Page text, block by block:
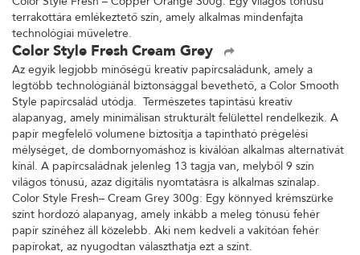
terrakottára emlékeztető szín, amely alkalmas mindenfajta
technológiai műveletre.
Color Style Fresh Cream Grey
Az egyik legjobb minőségű kreatív papírcsaládunk, amely a
legtöbb technológiánál biztonsággal bevethető, a Color Smooth
Style papírcsalád utódja. Természetes tapintású kreatív
alapanyag, amely minimálisan strukturált felülettel rendelkezik. A
papír megfelelő volumene biztosítja a tapintható prégelési
mélységet, de dombornyomáshoz is kiválóan alkalmas alternatívát
kínál. A papírcsaládnak jelenleg 13 tagja van, melyből 9 szín
világos tónusú, azaz digitális nyomtatásra is alkalmas színalap.
Color Style Fresh– Cream Grey 300g: Egy könnyed krémszürke
színt hordozó alapanyag, amely inkább a meleg tónusú fehér
papír színéhez áll közelebb. Aki nem kedveli a vakítóan fehér
papírokat, az nyugodtan választhatja ezt a színt.